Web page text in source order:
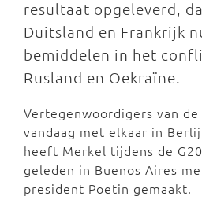
resultaat opgeleverd,
Duitsland en Frankrijk
bemiddelen in het
Rusland en Oekraïne.
Vertegenwoordigers van
vandaag met elkaar in
heeft Merkel tijdens de
geleden in Buenos Aires
president Poetin gemaakt.